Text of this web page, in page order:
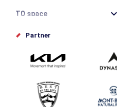
TO space
Offices de tourisme
Inviate il vostro evento
Service groupes et séminaires
Scaricare
Partner